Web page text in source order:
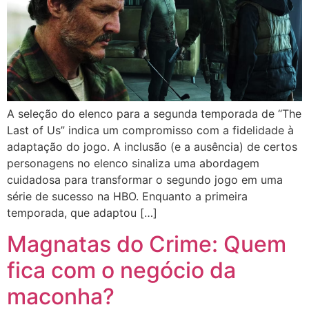
A seleção do elenco para a segunda temporada de “The
Last of Us” indica um compromisso com a fidelidade à
adaptação do jogo. A inclusão (e a ausência) de certos
personagens no elenco sinaliza uma abordagem
cuidadosa para transformar o segundo jogo em uma
série de sucesso na HBO. Enquanto a primeira
temporada, que adaptou […]
Magnatas do Crime: Quem
fica com o negócio da
maconha?